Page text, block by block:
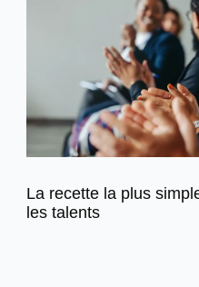
La recette la plus
les talents